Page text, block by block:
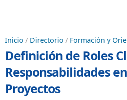
Inicio / Directorio / Formación y
Definición de Roles
Responsabilidades
Proyectos